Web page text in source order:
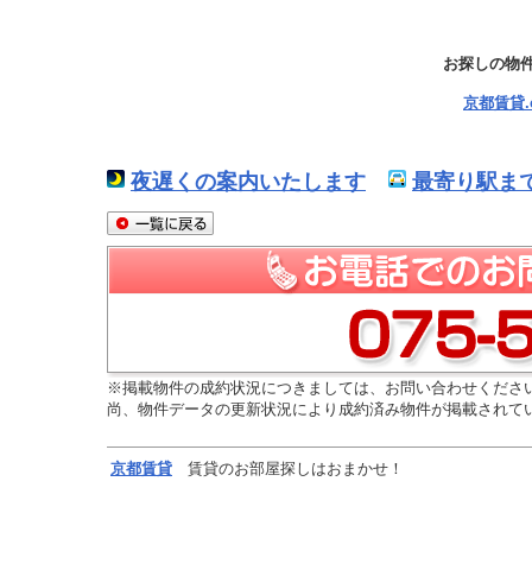
お探しの物
京都賃貸
夜遅くの案内いたします 最寄り駅ま
※掲載物件の成約状況につきましては、お問い合わせくださ
尚、物件データの更新状況により成約済み物件が掲載され
京都賃貸 賃貸のお部屋探しはおまかせ！